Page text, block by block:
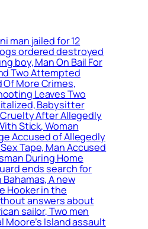
man jailed for 12
ordered destroyed
boy, Man On Bail For
Two Attempted
More Crimes,
Leaves Two
Babysitter
After Allegedly
Stick, Woman
Accused of Allegedly
Tape, Man Accused
During Home
ends search for
A new
Hooker in the
answers about
sailor, Two men
Moore’s Island assault